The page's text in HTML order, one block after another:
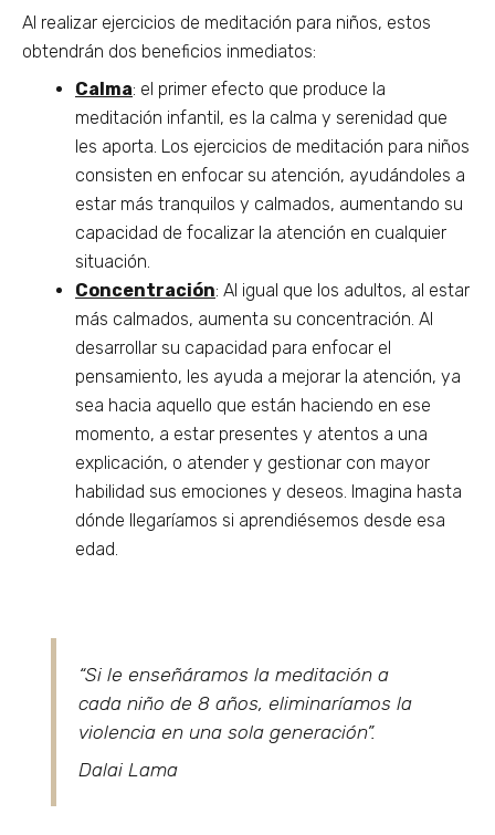
Al realizar ejercicios de meditación para niños, estos
obtendrán dos beneficios inmediatos:
Calma: el primer efecto que produce la
meditación infantil, es la calma y serenidad que
les aporta. Los ejercicios de meditación para niños
consisten en enfocar su atención, ayudándoles a
estar más tranquilos y calmados, aumentando su
capacidad de focalizar la atención en cualquier
situación.
Concentración: Al igual que los adultos, al estar
más calmados, aumenta su concentración. Al
desarrollar su capacidad para enfocar el
pensamiento, les ayuda a mejorar la atención, ya
sea hacia aquello que están haciendo en ese
momento, a estar presentes y atentos a una
explicación, o atender y gestionar con mayor
habilidad sus emociones y deseos. Imagina hasta
dónde llegaríamos si aprendiésemos desde esa
edad.
“Si le enseñáramos la meditación a
cada niño de 8 años, eliminaríamos la
violencia en una sola generación”.
Dalai Lama